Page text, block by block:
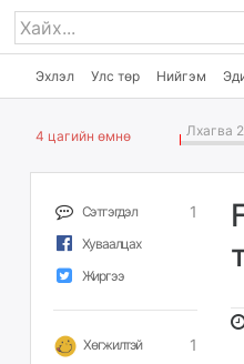
Эхлэл Улс төр Нийгэм
4 цагийн өмнө Лхагва
Сэтгэгдэл 1
Хуваалцах
Жиргээ
Хөгжилтэй 1